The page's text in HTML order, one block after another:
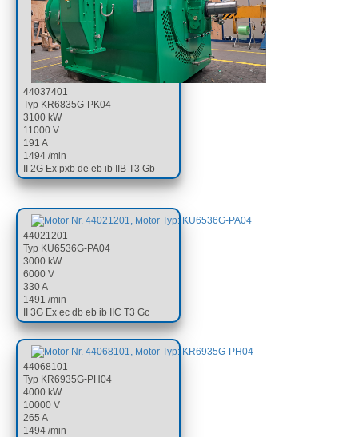
44037401
Typ KR6835G-PK04
3100 kW
11000 V
191 A
1494 /min
II 2G Ex pxb de eb ib IIB T3 Gb
44021201
Typ KU6536G-PA04
3000 kW
6000 V
330 A
1491 /min
II 3G Ex ec db eb ib IIC T3 Gc
44068101
Typ KR6935G-PH04
4000 kW
10000 V
265 A
1494 /min